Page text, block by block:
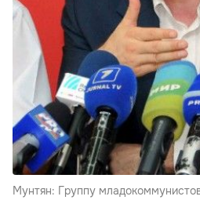
Мунтян: Группу